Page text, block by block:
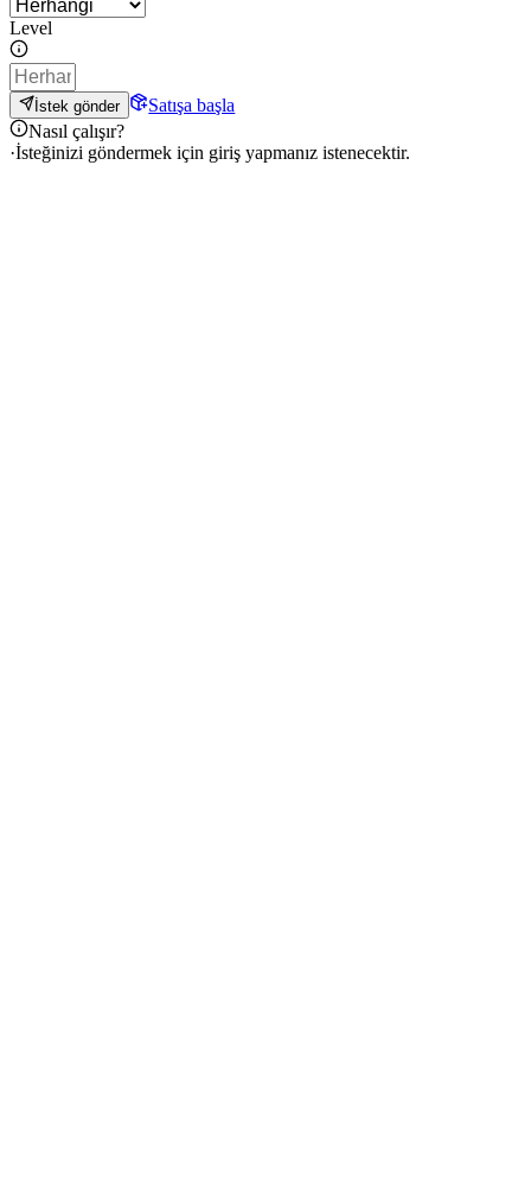
Level
İstek gönder
Satışa başla
Nasıl çalışır?
·İsteğinizi göndermek için giriş yapmanız istenecektir.